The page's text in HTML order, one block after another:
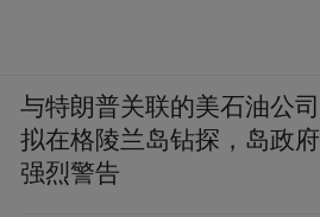
与特朗普关联的美石油公司
拟在格陵兰岛钻探，岛政府
强烈警告